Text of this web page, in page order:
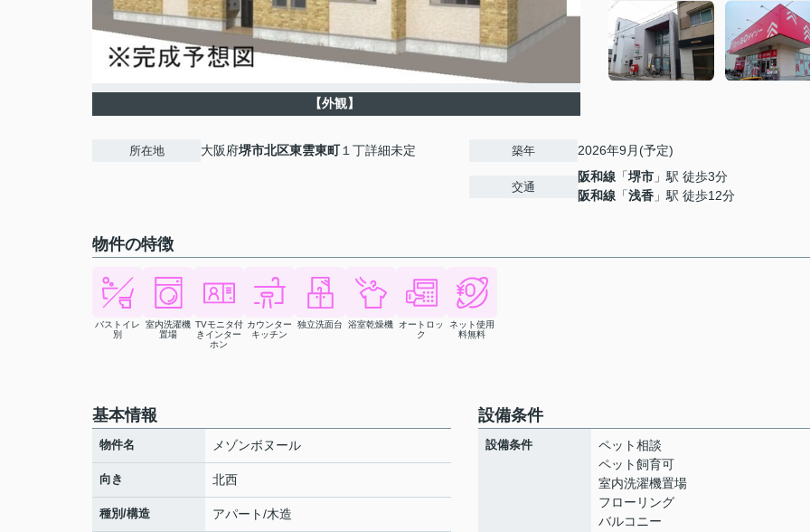
【外観】
所在地 大阪府堺市北区東雲東町１丁詳細未定 築年 2026年9月(予定)
交通
阪和線 「堺市 」駅 徒歩3分
阪和線 「浅香 」駅 徒歩12分
物件の特徴
バストイレ
別
室内洗濯機
置場
TVモニタ付
きインター
ホン
カウンター
キッチン
独立洗面台 浴室乾燥機
オートロッ
ク
ネット使用
料無料
基本情報
物件名 メゾンボヌール
向き 北西
種別/構造 アパート/木造
設備条件
設備条件
ペット相談
ペット飼育可
室内洗濯機置場
フローリング
バルコニー